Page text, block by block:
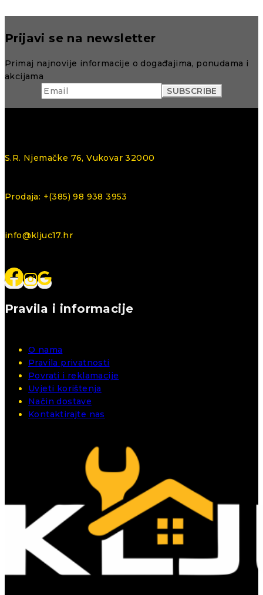
Prijavi se na newsletter
Primaj najnovije informacije o događajima, ponudama i
akcijama
S.R. Njemačke 76, Vukovar 32000
Prodaja: +(385) 98 938 3953
info@kljuc17.hr
Pravila i informacije
O nama
Pravila privatnosti
Povrati i reklamacije
Uvjeti korištenja
Način dostave
Kontaktirajte nas